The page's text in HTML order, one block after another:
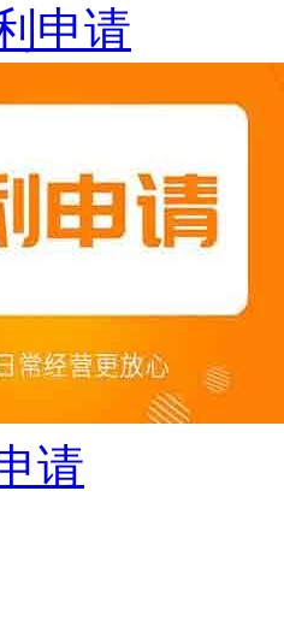
申请
请